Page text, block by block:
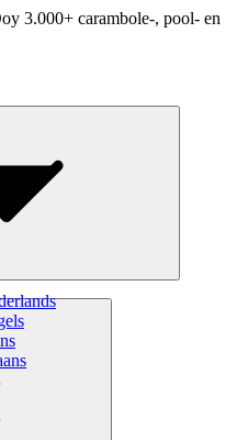
3.000+ carambole-, pool- en